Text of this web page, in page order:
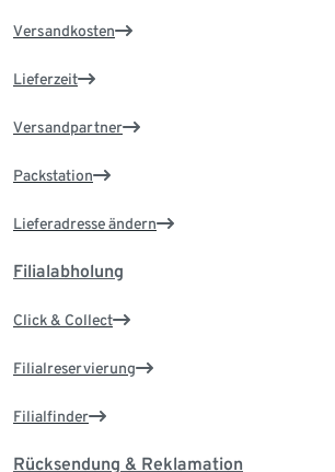
Versandkosten
Lieferzeit
Versandpartner
Packstation
Lieferadresse ändern
Filialabholung
Click & Collect
Filialreservierung
Filialfinder
Rücksendung & Reklamation